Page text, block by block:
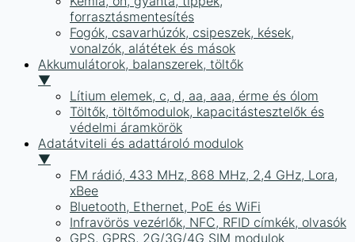
forrasztásmentesítés
Fogók, csavarhúzók, csipeszek, kések,
vonalzók, alátétek és mások
Akkumulátorok, balanszerek, töltők
▼
Lítium elemek, c, d, aa, aaa, érme és ólom
Töltők, töltőmodulok, kapacitástesztelők és
védelmi áramkörök
Adatátviteli és adattároló modulok
▼
FM rádió, 433 MHz, 868 MHz, 2,4 GHz, Lora,
xBee
Bluetooth, Ethernet, PoE és WiFi
Infravörös vezérlők, NFC, RFID címkék, olvasók
GPS, GPRS, 2G/3G/4G SIM modulok